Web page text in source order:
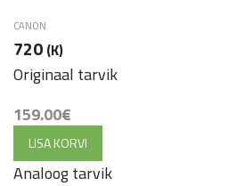
CANON
720 (K)
Originaal tarvik
159.00€
LISA KORVI
Analoog tarvik